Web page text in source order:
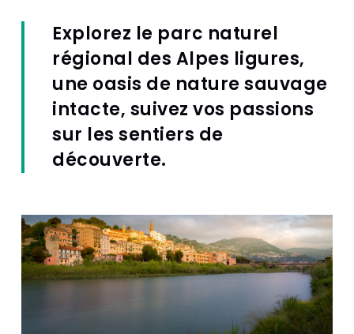
Explorez le parc naturel
régional des Alpes ligures,
une oasis de nature sauvage
intacte, suivez vos passions
sur les sentiers de
découverte.